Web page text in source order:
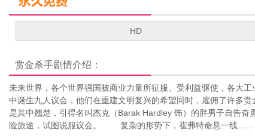
HD
赏金杀手剧情介绍：
未来世界，各个世界强国被商业力量所征服。受利益驱使，各大
中诞生九人议会，他们在重建文明复兴的希望同时，雇佣了许多
是其中翘楚，引得名叫杰克（Barak Hardley 饰）的胖男子自告
险旅途，试图说服议会。 复杂的形势下，崔弗特命悬一线……